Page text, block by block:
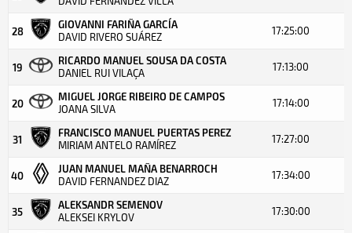
28
GIOVANNI FARIÑA GARCÍA
DAVID RIVERO SUÁREZ 17:25:00
19
RICARDO MANUEL SOUSA DA COSTA
DANIEL RUI VILAÇA 17:13:00
20
MIGUEL JORGE RIBEIRO DE CAMPOS
JOANA SILVA 17:14:00
31
FRANCISCO MANUEL PUERTAS PEREZ
MIRIAM ANTELO RAMÍREZ 17:27:00
40
JUAN MANUEL MAÑA BENARROCH
DAVID FERNANDEZ DIAZ 17:34:00
35
ALEKSANDR SEMENOV
ALEKSEI KRYLOV 17:30:00